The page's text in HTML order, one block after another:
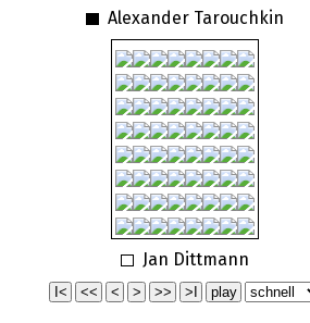
Alexander Tarouchkin
Jan Dittmann